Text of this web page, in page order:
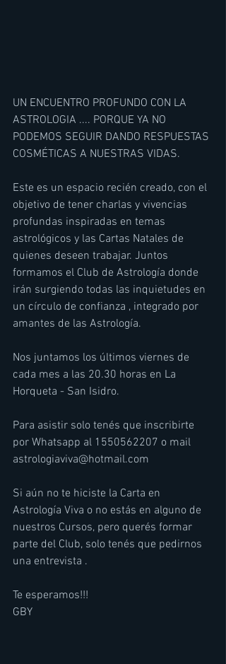
UN ENCUENTRO PROFUNDO CON LA
ASTROLOGIA .... PORQUE YA NO
PODEMOS SEGUIR DANDO RESPUESTAS
COSMÉTICAS A NUESTRAS VIDAS.
Este es un espacio recién creado, con el
objetivo de tener charlas y vivencias
profundas inspiradas en temas
astrológicos y las Cartas Natales de
quienes deseen trabajar. Juntos
formamos el Club de Astrología donde
irán surgiendo todas las inquietudes en
un círculo de confianza , integrado por
amantes de las Astrología.
Nos juntamos los últimos viernes de
cada mes a las 20.30 horas en La
Horqueta - San Isidro.
Para asistir solo tenés que inscribirte
por Whatsapp al 1550562207 o mail
astrologiaviva@hotmail.com
Si aún no te hiciste la Carta en
Astrología Viva o no estás en alguno de
nuestros Cursos, pero querés formar
parte del Club, solo tenés que pedirnos
una entrevista .
Te esperamos!!!
GBY